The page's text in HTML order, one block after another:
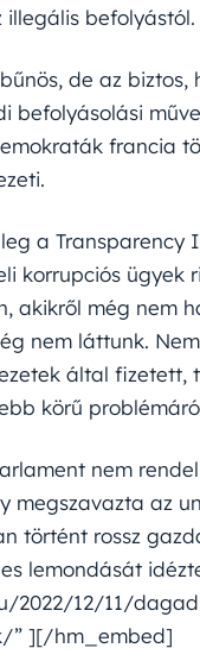
illegális befolyástól.
de az biztos,
befolyásolási
francia
a
korrupciós ügyek
akikről még nem
nem láttunk.
által
körű
nem
megszavazta az
történt rossz
lemondását
2022/12/11/
” ][/hm_embed]